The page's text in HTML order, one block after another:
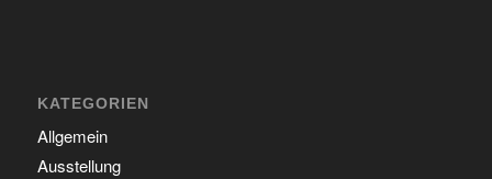
KATEGORIEN
Allgemein
Ausstellung